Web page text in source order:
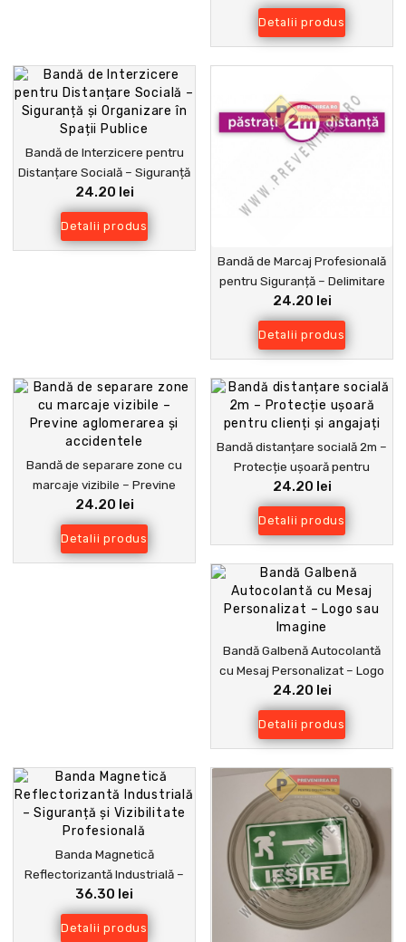
Detalii produs
Bandă de Interzicere pentru
Distanțare Socială – Siguranță
și Organizare în Spații Publice
24.20 lei
Detalii produs
Bandă de Marcaj Profesională
pentru Siguranță – Delimitare
și Păstrare Distanță în Spații
Publice și Industriale
24.20 lei
Detalii produs
Bandă de separare zone cu
marcaje vizibile – Previne
aglomerarea și accidentele
24.20 lei
Detalii produs
Bandă distanțare socială 2m –
Protecție ușoară pentru
clienți și angajați
24.20 lei
Detalii produs
Bandă Galbenă Autocolantă
cu Mesaj Personalizat – Logo
sau Imagine
24.20 lei
Detalii produs
Banda Magnetică
Reflectorizantă Industrială –
Siguranță și Vizibilitate
Profesională
36.30 lei
Detalii produs